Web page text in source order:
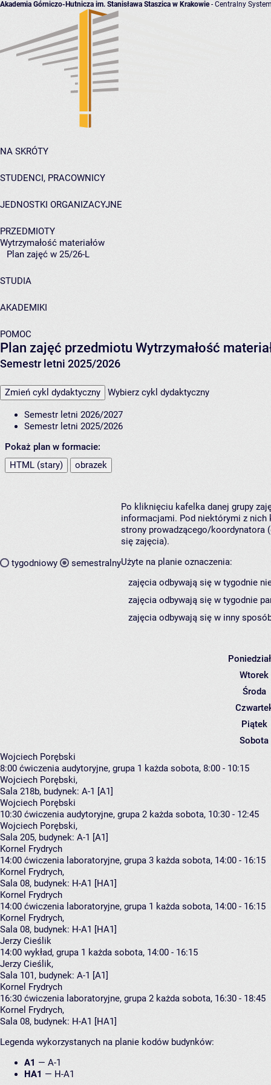
Akademia Górniczo-Hutnicza im. Stanisława Staszica w Krakowie- Centralny
NA SKRÓTY
STUDENCI, PRACOWNICY
JEDNOSTKI ORGANIZACYJNE
PRZEDMIOTY
Wytrzymałość materiałów
Plan zajęć w 25/26-L
STUDIA
AKADEMIKI
POMOC
Plan zajęć przedmiotu Wytrzymałość
Semestr letni 2025/2026
Zmień cykl dydaktyczny Wybierz cykl dydaktyczny
Semestr letni 2026/2027
Semestr letni 2025/2026
Pokaż plan w formacie:
HTML (stary)
obrazek
tygodniowy semestralny
Po kliknięciu kafelka danej grupy
informacjami. Pod niektórymi z nich
strony prowadzącego/koordynatora
się zajęcia).
Użyte na planie oznaczenia:
zajęcia odbywają się w tygodnie
zajęcia odbywają się w tygodnie
zajęcia odbywają się w inny
Wtorek
Środa
Piątek
Sobota
Wojciech Porębski
8:00 ćwiczenia audytoryjne, grupa 1 każda sobota, 8:00 - 10:15
Wojciech Porębski,
Sala 218b, budynek: A-1 [A1]
Wojciech Porębski
10:30 ćwiczenia audytoryjne, grupa 2 każda sobota, 10:30 - 12:45
Wojciech Porębski,
Sala 205, budynek: A-1 [A1]
Kornel Frydrych
14:00 ćwiczenia laboratoryjne, grupa 3 każda sobota, 14:00 - 16:15
Kornel Frydrych,
Sala 08, budynek: H-A1 [HA1]
Kornel Frydrych
14:00 ćwiczenia laboratoryjne, grupa 1 każda sobota, 14:00 - 16:15
Kornel Frydrych,
Sala 08, budynek: H-A1 [HA1]
Jerzy Cieślik
14:00 wykład, grupa 1 każda sobota, 14:00 - 16:15
Jerzy Cieślik,
Sala 101, budynek: A-1 [A1]
Kornel Frydrych
16:30 ćwiczenia laboratoryjne, grupa 2 każda sobota, 16:30 - 18:45
Kornel Frydrych,
Sala 08, budynek: H-A1 [HA1]
Legenda wykorzystanych na planie kodów budynków:
A1 — A-1
HA1 — H-A1